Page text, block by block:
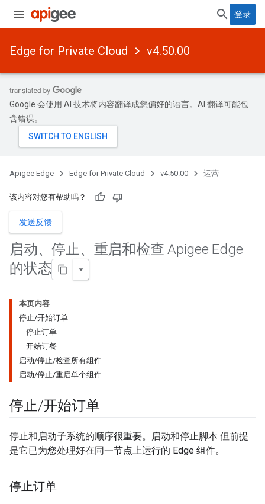
登录
Edge for Private Cloud v4.50.00
Google 会使用 AI 技术将内容翻译成您偏好的语言。AI 翻译可能包
含错误。
Apigee Edge Edge for Private Cloud v4.50.00 运营
该内容对您有帮助吗？
发送反馈
启动、停止、重启和检查 Apigee Edge
的状态
本页内容
停止/开始订单
停止订单
开始订餐
启动/停止/检查所有组件
启动/停止/重启单个组件
停止/开始订单
停止和启动子系统的顺序很重要。启动和停止脚本 但前提
是它已为您处理好在同一节点上运行的 Edge 组件。
停止订单